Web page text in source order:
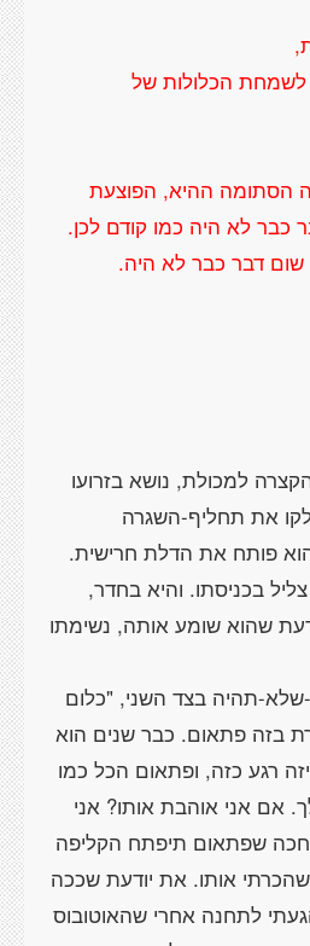
הסתומה ההיא, הפוצעת
כבר לא היה כמו קודם לכן.
למכולת, נושא בזרועו
את תחליף-השגרה
פותח את הדלת חרישית.
בכניסתו. והיא בחדר,
שהוא שומע אותה, נשימתו
תהיה בצד השני, "כלום
בזה פתאום. כבר שנים הוא
רגע כזה, ופתאום הכל כמו
אם אני אוהבת אותו? אני
שפתאום תיפתח הקליפה
שהכרתי אותו. את יודעת שככה
לתחנה אחרי שהאוטובוס